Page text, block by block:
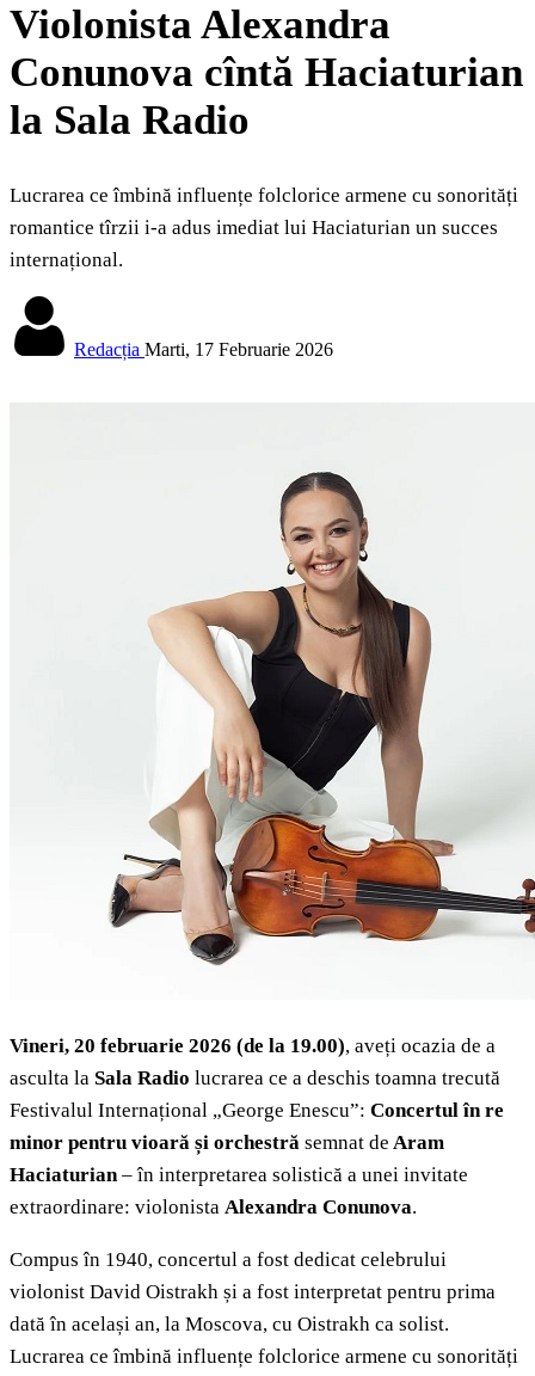
Violonista Alexandra
Conunova cîntă Haciaturian
la Sala Radio
Lucrarea ce îmbină influențe folclorice armene cu sonorități
romantice tîrzii i-a adus imediat lui Haciaturian un succes
internațional.
Redacția Marti, 17 Februarie 2026
Vineri, 20 februarie 2026 (de la 19.00), aveți ocazia de a
asculta la Sala Radio lucrarea ce a deschis toamna trecută
Festivalul Internațional „George Enescu”: Concertul în re
minor pentru vioară și orchestră semnat de Aram
Haciaturian– în interpretarea solistică a unei invitate
extraordinare: violonista Alexandra Conunova.
Compus în 1940, concertul a fost dedicat celebrului
violonist David Oistrakh și a fost interpretat pentru prima
dată în același an, la Moscova, cu Oistrakh ca solist.
Lucrarea ce îmbină influențe folclorice armene cu sonorități